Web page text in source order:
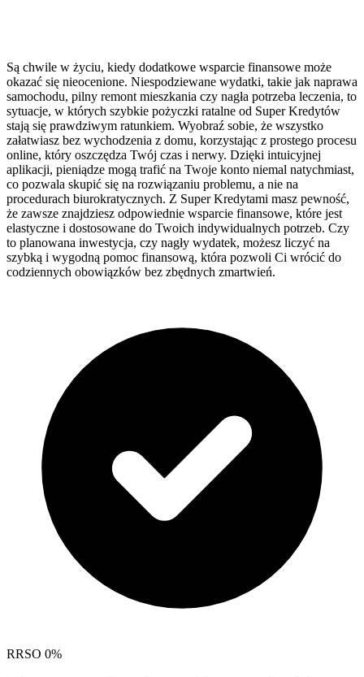
Są chwile w życiu, kiedy dodatkowe wsparcie finansowe może
okazać się nieocenione. Niespodziewane wydatki, takie jak naprawa
samochodu, pilny remont mieszkania czy nagła potrzeba leczenia, to
sytuacje, w których szybkie pożyczki ratalne od Super Kredytów
stają się prawdziwym ratunkiem. Wyobraź sobie, że wszystko
załatwiasz bez wychodzenia z domu, korzystając z prostego procesu
online, który oszczędza Twój czas i nerwy. Dzięki intuicyjnej
aplikacji, pieniądze mogą trafić na Twoje konto niemal natychmiast,
co pozwala skupić się na rozwiązaniu problemu, a nie na
procedurach biurokratycznych. Z Super Kredytami masz pewność,
że zawsze znajdziesz odpowiednie wsparcie finansowe, które jest
elastyczne i dostosowane do Twoich indywidualnych potrzeb. Czy
to planowana inwestycja, czy nagły wydatek, możesz liczyć na
szybką i wygodną pomoc finansową, która pozwoli Ci wrócić do
codziennych obowiązków bez zbędnych zmartwień.
RRSO 0%